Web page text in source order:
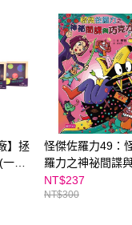
】拯
入/
怪傑佐羅力49：
羅力之神祕間諜
力
NT$237
NT$300